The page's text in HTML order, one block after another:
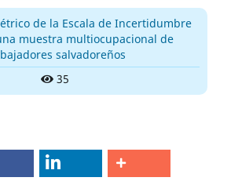
de la Escala de Incertidumbre
muestra multiocupacional de
salvadoreños
35